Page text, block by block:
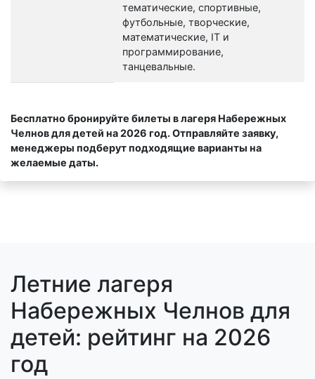
тематические, спортивные,
футбольные, творческие,
математические, IT и
программирование,
танцевальные.
Бесплатно бронируйте билеты в лагеря Набережных
Челнов для детей на 2026 год. Отправляйте заявку,
менеджеры подберут подходящие варианты на
желаемые даты.
Летние лагеря
Набережных Челнов для
детей: рейтинг на 2026
год